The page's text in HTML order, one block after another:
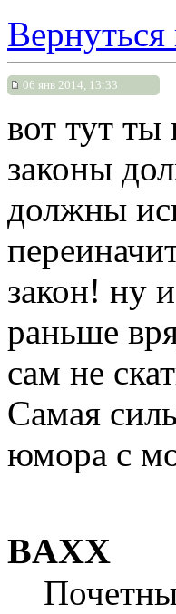
Вернуться
06 янв 2014, 13:33
вот тут
законы
должны
закон! ну
раньше
сам не
Самая
юмора с
BAXX